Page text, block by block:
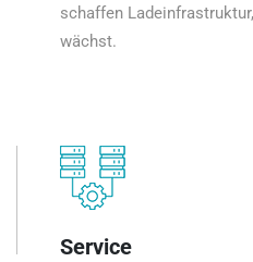
schaffen
wächst.
Service